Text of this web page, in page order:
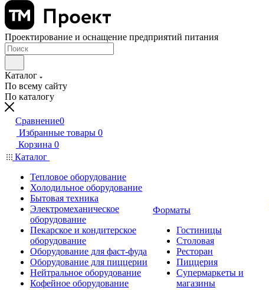
Проектирование и оснащение предприятий питания
Каталог
По всему сайту
По каталогу
Сравнение0
Избранные товары 0
Корзина 0
Каталог
Тепловое оборудование
Холодильное оборудование
Бытовая техника
Электромеханическое
оборудование
Пекарское и кондитерское
оборудование
Оборудование для фаст-фуда
Оборудование для пиццерии
Нейтральное оборудование
Кофейное оборудование
Форматы
Гостиницы
Столовая
Ресторан
Пиццерия
Супермаркеты и
магазины